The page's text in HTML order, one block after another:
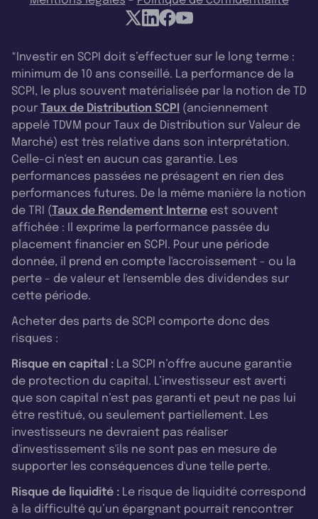
*Investir en SCPI doit s’effectuer sur le long terme :
minimum de 10 ans conseillé. La performance de la
SCPI, le plus souvent matérialisée par la notion de TD
pour Taux de Distribution SCPI (anciennement
appelé TDVM pour Taux de Distribution sur Valeur de
Marché) est très relative dans son interprétation.
Celle-ci n'est en aucun cas garantie. Les
performances passées ne présagent en rien des
performances futures. De la même manière la notion
de TRI (Taux de Rendement Interne est souvent
affichée : Il exprime la performance passée du
placement financier en SCPI. Pour une période
donnée, il prend en compte l'accroissement - ou la
perte - de valeur et l'ensemble des dividendes sur
cette période.
Acheter des parts de SCPI comporte donc des
risques :
Risque en capital : La SCPI n’offre aucune garantie
de protection du capital. L’investisseur est averti
que son capital n’est pas garanti et peut ne pas lui
être restitué, ou seulement partiellement. Les
investisseurs ne devraient pas réaliser
d'investissement s'ils ne sont pas en mesure de
supporter les conséquences d'une telle perte.
Risque de liquidité : Le risque de liquidité correspond
à la difficulté qu’un épargnant pourrait rencontrer